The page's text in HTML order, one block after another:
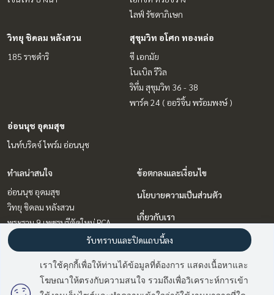
ไลฟ์ รัชดาภิเษก
วิทยุ ชิดลม หลังสวน
185 ราชดำริ
สุขุมวิท อโศก ทองหล่อ
ซี เอกมัย
โนเบิล รีวิล
ริทึ่ม สุขุมวิท 36 - 38
พาร์ค 24 ( ออริจิ้น พร้อมพงษ์ )
อ่อนนุช อุดมสุข
ไนท์บริดจ์ ไพร์ม อ่อนนุช
ทำเลน่าสนใจ
อ่อนนุช อุดมสุข
วิทยุ ชิดลม หลังสวน
พระราม 9 เพชรบุรีตัดใหม่ RCA
ลาดพร้าว เซ็นทรัลลาดพร้าว
รัชดา ห้วยขวาง
บางนา แบริ่ง ลาซาล
สุขุมวิท อโศก ทองหล่อ
ข้อตกลงและเงื่อนไข
นโยบายความเป็นส่วนตัว
เกี่ยวกับเรา
วิธีการฝากขาย-เช่า
ติดต่อ
เราใช้คุกกี้เพื่อให้ท่านได้ข้อมูลที่ต้องการ แสดงเนื้อหาและ
โฆษณาให้ตรงกับความสนใจ รวมถึงเพื่อวิเคราะห์การเข้า
รับทราบและปิดแถบนี้ลง